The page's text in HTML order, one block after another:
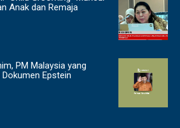
Anak dan Remaja
PM Malaysia yang
Epstein